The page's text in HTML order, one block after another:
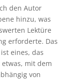
den Autor
hinzu, was
Lektüre
erforderte. Das
eines, das
mit dem
von